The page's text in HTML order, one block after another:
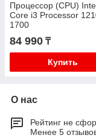
Процессор (CPU)
Core i3 Processor
1700
84 990 ₸
Купить
О нас
Рейтинг не
Менее 5